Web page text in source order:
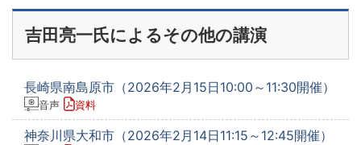
吉田亮一氏によるその他の講演
長崎県南島原市（2026年2月15日10:00～11:30開催）
音声 資料
神奈川県大和市（2026年2月14日11:15～12:45開催）